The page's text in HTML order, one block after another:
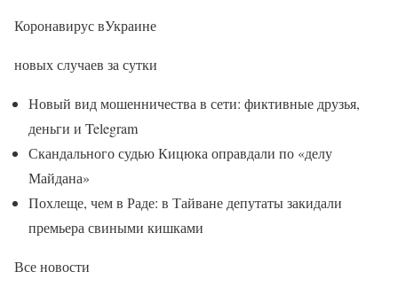
Коронавирус вУкраине
новых случаев за сутки
Новый вид мошенничества в сети: фиктивные друзья,
деньги и Telegram
Скандального судью Кицюка оправдали по «делу
Майдана»
Похлеще, чем в Раде: в Тайване депутаты закидали
премьера свиными кишками
Все новости